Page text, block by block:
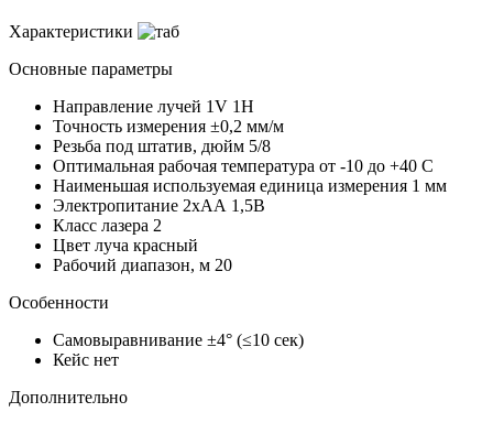
Характеристики
Основные параметры
Направление лучей 1V 1H
Точность измерения ±0,2 мм/м
Резьба под штатив, дюйм 5/8
Оптимальная рабочая температура от -10 до +40 С
Наименьшая используемая единица измерения 1 мм
Электропитание 2хАА 1,5В
Класс лазера 2
Цвет луча красный
Рабочий диапазон, м 20
Особенности
Самовыравнивание ±4° (≤10 сек)
Кейс нет
Дополнительно